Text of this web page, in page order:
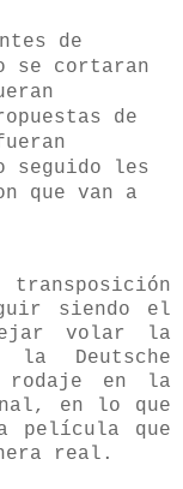
de
se cortaran
de
seguido les
que van a
siendo el
volar la
la Deutsche
rodaje en la
en lo que
película que
real.